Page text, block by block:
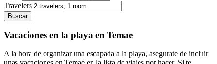
Travelers
Buscar
Vacaciones en la playa en Temae
A la hora de organizar una escapada a la playa, asegurate de incluir